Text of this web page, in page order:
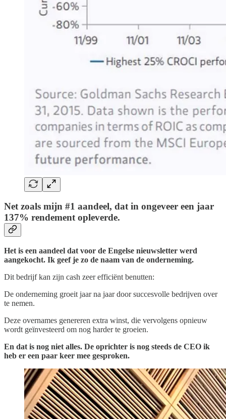
Net zoals mijn #1 aandeel, dat in ongeveer een jaar
137% rendement opleverde.
Het is een aandeel dat voor de Engelse nieuwsletter werd
aangekocht. Ik geef je zo de naam van de onderneming.
Dit bedrijf kan zijn cash zeer efficiënt benutten:
De onderneming groeit jaar na jaar door succesvolle bedrijven over
te nemen.
Deze overnames genereren extra winst, die vervolgens opnieuw
wordt geïnvesteerd om nog harder te groeien.
En dat is nog niet alles. De oprichter is nog steeds de CEO ik
heb er een paar keer mee gesproken.